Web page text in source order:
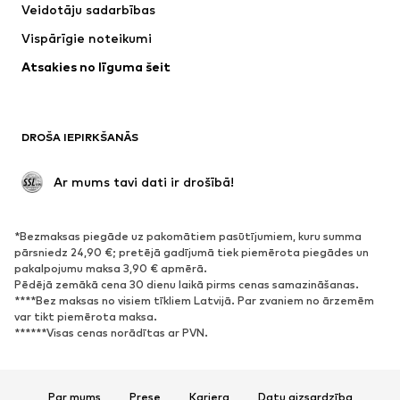
Veidotāju sadarbības
Vispārīgie noteikumi
Atsakies no līguma šeit
DROŠA IEPIRKŠANĀS
Ar mums tavi dati ir drošībā!
*Bezmaksas piegāde uz pakomātiem pasūtījumiem, kuru summa
pārsniedz 24,90 €; pretējā gadījumā tiek piemērota piegādes un
pakalpojumu maksa 3,90 € apmērā.
Pēdējā zemākā cena 30 dienu laikā pirms cenas samazināšanas.
****Bez maksas no visiem tīkliem Latvijā. Par zvaniem no ārzemēm
var tikt piemērota maksa.
******Visas cenas norādītas ar PVN.
Par mums Prese Karjera Datu aizsardzība